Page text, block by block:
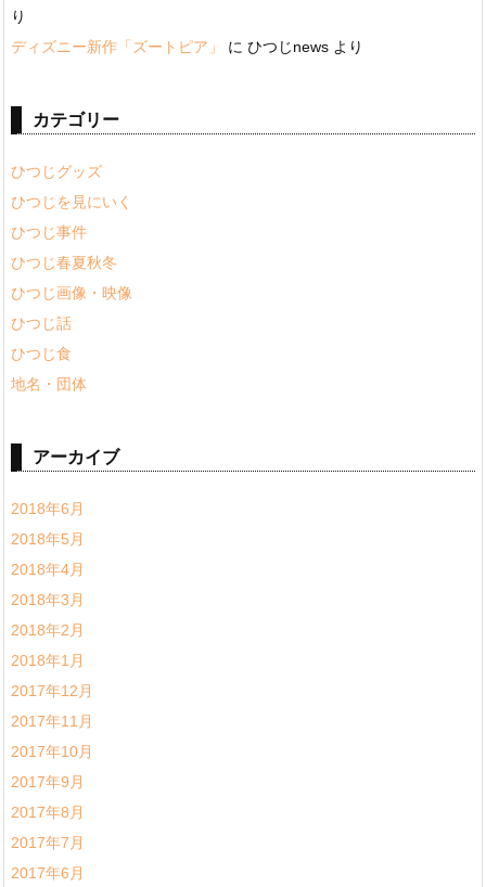
り
ディズニー新作「ズートピア」
に ひつじnews より
カテゴリー
ひつじグッズ
ひつじを見にいく
ひつじ事件
ひつじ春夏秋冬
ひつじ画像・映像
ひつじ話
ひつじ食
地名・団体
アーカイブ
2018年6月
2018年5月
2018年4月
2018年3月
2018年2月
2018年1月
2017年12月
2017年11月
2017年10月
2017年9月
2017年8月
2017年7月
2017年6月